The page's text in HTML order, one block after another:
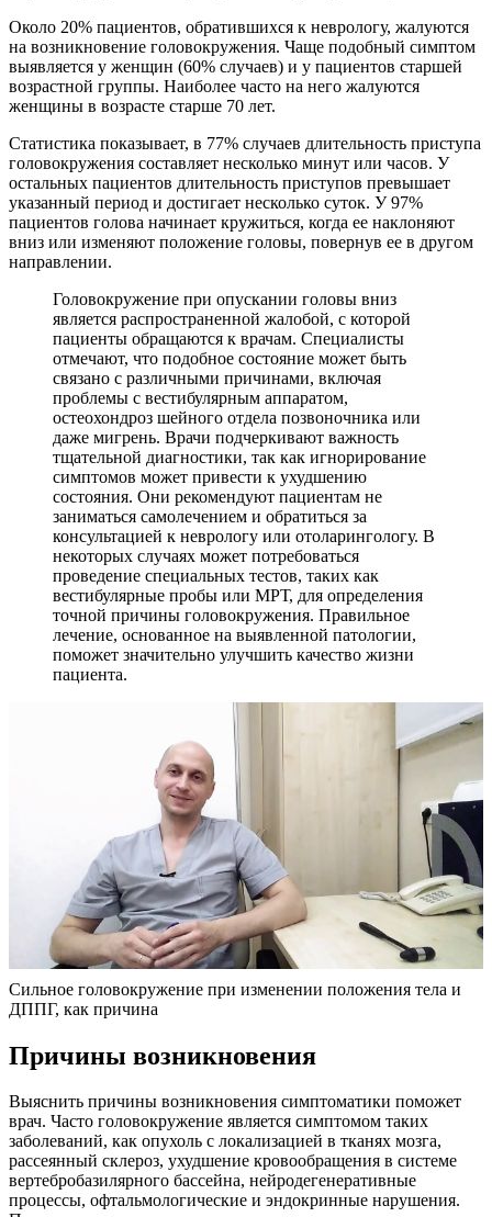
Около 20% пациентов, обратившихся к неврологу, жалуются
на возникновение головокружения. Чаще подобный симптом
выявляется у женщин (60% случаев) и у пациентов старшей
возрастной группы. Наиболее часто на него жалуются
женщины в возрасте старше 70 лет.
Статистика показывает, в 77% случаев длительность приступа
головокружения составляет несколько минут или часов. У
остальных пациентов длительность приступов превышает
указанный период и достигает несколько суток. У 97%
пациентов голова начинает кружиться, когда ее наклоняют
вниз или изменяют положение головы, повернув ее в другом
направлении.
Головокружение при опускании головы вниз
является распространенной жалобой, с которой
пациенты обращаются к врачам. Специалисты
отмечают, что подобное состояние может быть
связано с различными причинами, включая
проблемы с вестибулярным аппаратом,
остеохондроз шейного отдела позвоночника или
даже мигрень. Врачи подчеркивают важность
тщательной диагностики, так как игнорирование
симптомов может привести к ухудшению
состояния. Они рекомендуют пациентам не
заниматься самолечением и обратиться за
консультацией к неврологу или отоларингологу. В
некоторых случаях может потребоваться
проведение специальных тестов, таких как
вестибулярные пробы или МРТ, для определения
точной причины головокружения. Правильное
лечение, основанное на выявленной патологии,
поможет значительно улучшить качество жизни
пациента.
Сильное головокружение при изменении положения тела и
ДППГ, как причина
Причины возникновения
Выяснить причины возникновения симптоматики поможет
врач. Часто головокружение является симптомом таких
заболеваний, как опухоль с локализацией в тканях мозга,
рассеянный склероз, ухудшение кровообращения в системе
вертебробазилярного бассейна, нейродегенеративные
процессы, офтальмологические и эндокринные нарушения.